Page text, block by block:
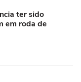
ter sido
em roda de